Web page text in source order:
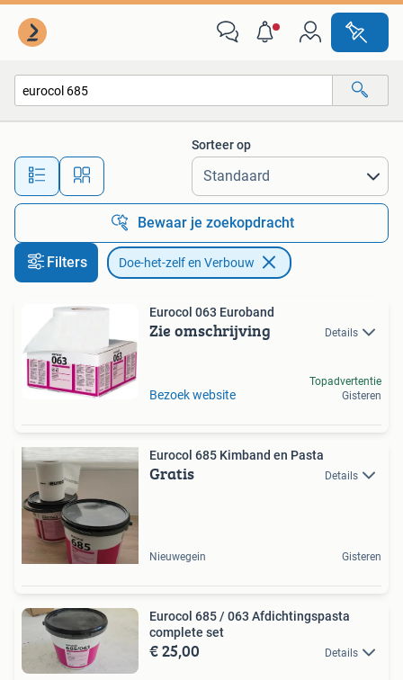
Alle afstanden…
Sorteer op
Bewaar je zoekopdracht
Filters Doe-het-zelf en Verbouw
Eurocol 063 Euroband
Zie omschrijving Details
Bezoek website
Topadvertentie
Gisteren
Eurocol 685 Kimband en Pasta
Gratis Details
Nieuwegein Gisteren
Eurocol 685 / 063 Afdichtingspasta
complete set
€ 25,00 Details